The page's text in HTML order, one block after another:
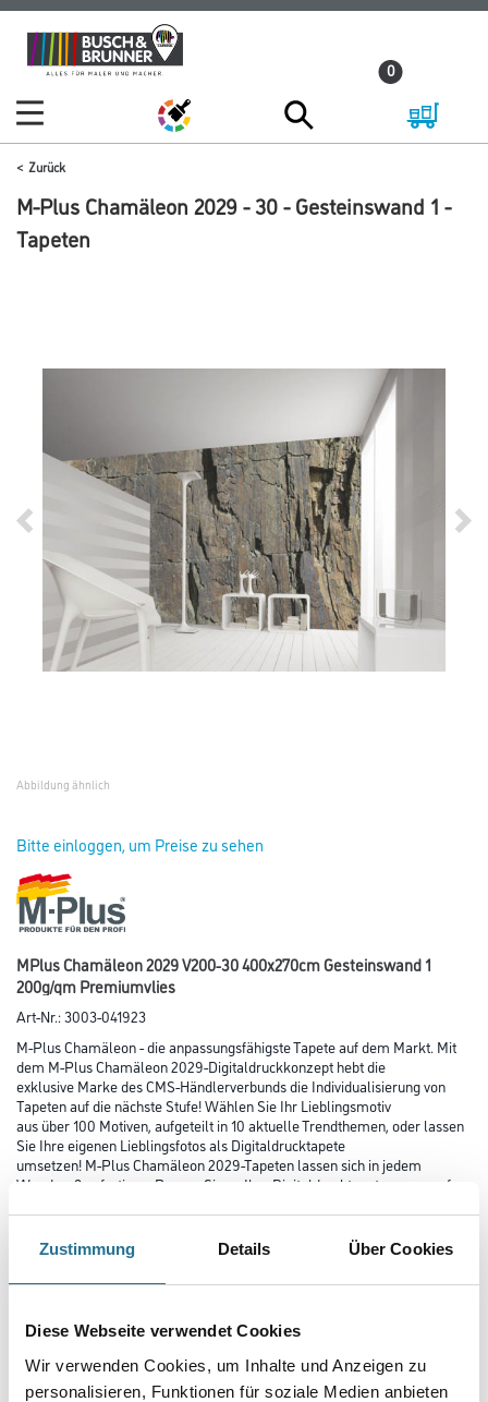
Zustimmung Details Über Cookies
Diese Webseite verwendet Cookies
Wir verwenden Cookies, um Inhalte und Anzeigen zu
personalisieren, Funktionen für soziale Medien anbieten
Zum
Inhalt
Zum
Navigationsmenü
0
Zurück
M-Plus Chamäleon 2029 - 30 - Gesteinswand 1 -
Tapeten
Abbildung ähnlich
Bitte einloggen, um Preise zu sehen
MPlus Chamäleon 2029 V200-30 400x270cm Gesteinswand 1
200g/qm Premiumvlies
Art-Nr.:3003-041923
M-Plus Chamäleon - die anpassungsfähigste Tapete auf dem Markt. Mit
dem M-Plus Chamäleon 2029-Digitaldruckkonzept hebt die
exklusive Marke des CMS-Händlerverbunds die Individualisierung von
Tapeten auf die nächste Stufe! Wählen Sie Ihr Lieblingsmotiv
aus über 100 Motiven, aufgeteilt in 10 aktuelle Trendthemen, oder lassen
Sie Ihre eigenen Lieblingsfotos als Digitaldrucktapete
umsetzen! M-Plus Chamäleon 2029-Tapeten lassen sich in jedem
Wandmaß anfertigen. Passen Sie so Ihre Digitaldrucktapete genau auf
Farbtonbezeichnung
Länge in centimeter